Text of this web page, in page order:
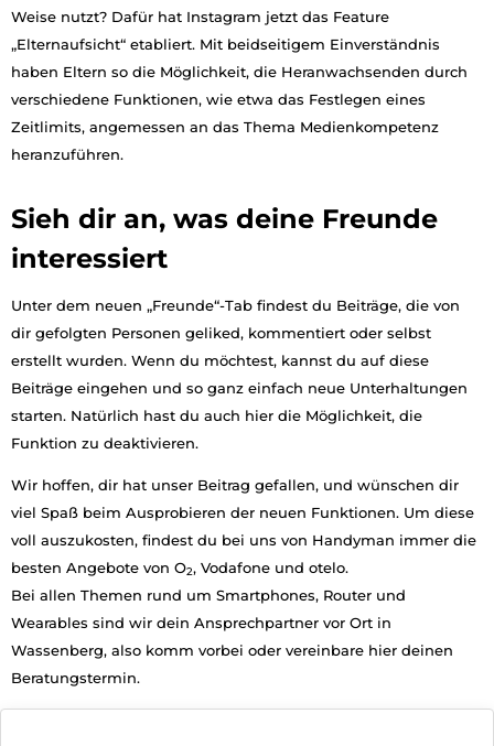
Weise nutzt? Dafür hat Instagram jetzt das Feature
„Elternaufsicht“ etabliert. Mit beidseitigem Einverständnis
haben Eltern so die Möglichkeit, die Heranwachsenden durch
verschiedene Funktionen, wie etwa das Festlegen eines
Zeitlimits, angemessen an das Thema Medienkompetenz
heranzuführen.
Sieh dir an, was deine Freunde
interessiert
Unter dem neuen „Freunde“-Tab findest du Beiträge, die von
dir gefolgten Personen geliked, kommentiert oder selbst
erstellt wurden. Wenn du möchtest, kannst du auf diese
Beiträge eingehen und so ganz einfach neue Unterhaltungen
starten. Natürlich hast du auch hier die Möglichkeit, die
Funktion zu deaktivieren.
Wir hoffen, dir hat unser Beitrag gefallen, und wünschen dir
viel Spaß beim Ausprobieren der neuen Funktionen. Um diese
voll auszukosten, findest du bei uns von Handyman immer die
besten Angebote von O2, Vodafone und otelo.
Bei allen Themen rund um Smartphones, Router und
Wearables sind wir dein Ansprechpartner vor Ort in
Wassenberg, also komm vorbei oder vereinbare hier deinen
Beratungstermin.